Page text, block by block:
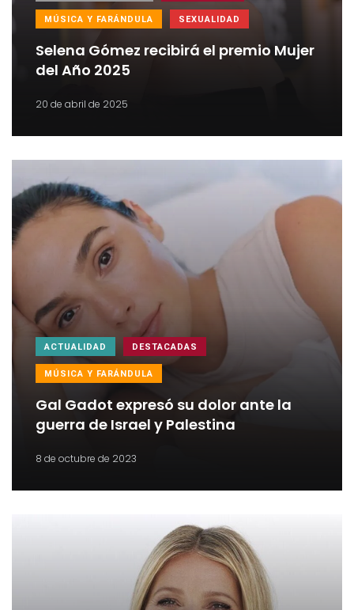
MÚSICA Y FARÁNDULA SEXUALIDAD
Selena Gómez recibirá el premio Mujer
del Año 2025
20 de abril de 2025
ACTUALIDAD DESTACADAS
MÚSICA Y FARÁNDULA
Gal Gadot expresó su dolor ante la
guerra de Israel y Palestina
8 de octubre de 2023